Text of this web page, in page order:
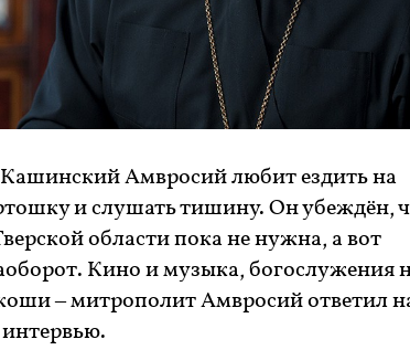
Амвросий любит ездить на
и слушать тишину. Он убеждён,
области пока не нужна, а вот
Кино и музыка, богослужения
– митрополит Амвросий ответил